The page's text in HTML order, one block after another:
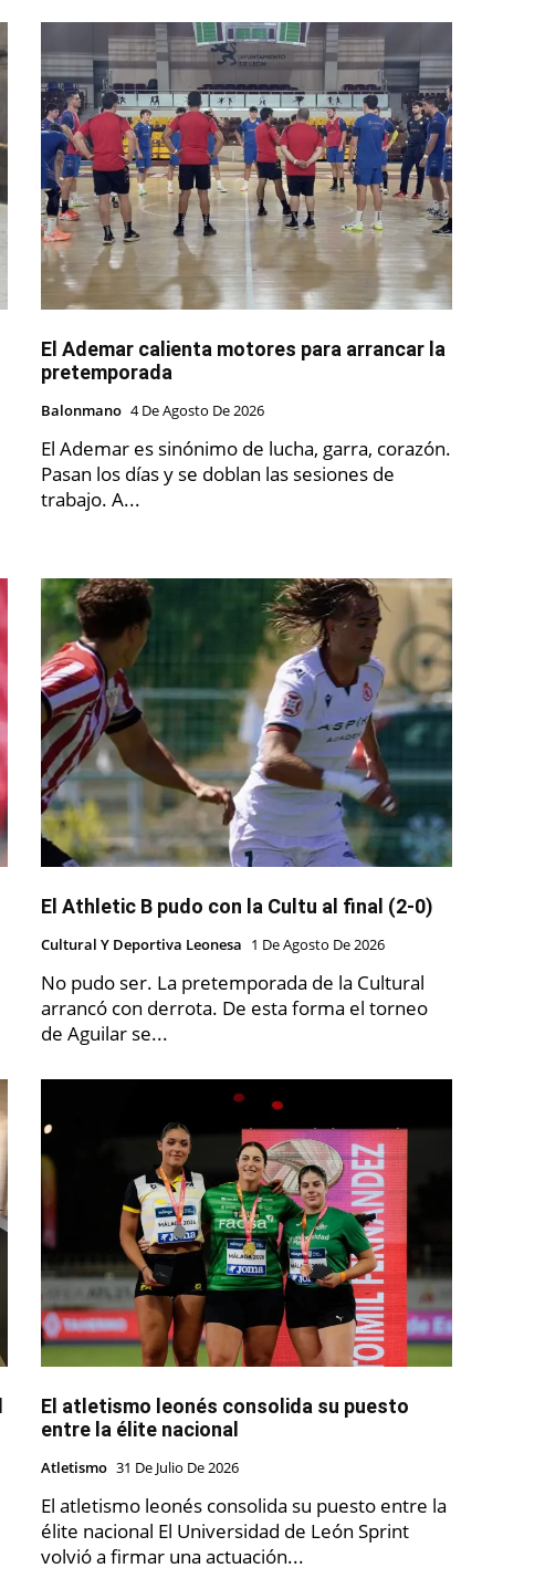
El Ademar calienta motores para arrancar la
pretemporada
Balonmano 4 De Agosto De 2026
El Ademar es sinónimo de lucha, garra, corazón.
Pasan los días y se doblan las sesiones de
trabajo. A...
El Athletic B pudo con la Cultu al final (2-0)
Cultural Y Deportiva Leonesa 1 De Agosto De 2026
No pudo ser. La pretemporada de la Cultural
arrancó con derrota. De esta forma el torneo
de Aguilar se...
El atletismo leonés consolida su puesto
entre la élite nacional
Atletismo 31 De Julio De 2026
El atletismo leonés consolida su puesto entre la
élite nacional El Universidad de León Sprint
volvió a firmar una actuación...